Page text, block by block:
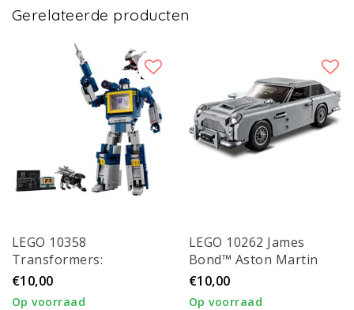
Gerelateerde producten
LEGO 10358
Transformers:
Soundwave
€10,00
Op voorraad
LEGO 10262 James
Bond™ Aston Martin
DB5
€10,00
Op voorraad